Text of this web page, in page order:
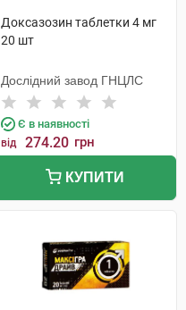
Доксазозин таблетки 4 мг
20 шт
Дослідний завод ГНЦЛС
Є в наявності
від 274.20 грн
КУПИТИ